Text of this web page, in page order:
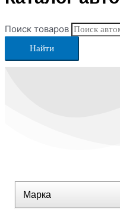
Поиск товаров
Найти